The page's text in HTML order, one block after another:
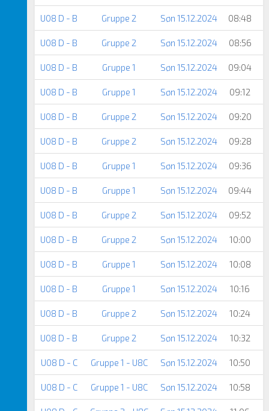
U08 D - B Gruppe 2 Søn 15.12.2024 08:48
U08 D - B Gruppe 2 Søn 15.12.2024 08:56
U08 D - B Gruppe 1 Søn 15.12.2024 09:04
U08 D - B Gruppe 1 Søn 15.12.2024 09:12
U08 D - B Gruppe 2 Søn 15.12.2024 09:20
U08 D - B Gruppe 2 Søn 15.12.2024 09:28
U08 D - B Gruppe 1 Søn 15.12.2024 09:36
U08 D - B Gruppe 1 Søn 15.12.2024 09:44
U08 D - B Gruppe 2 Søn 15.12.2024 09:52
U08 D - B Gruppe 2 Søn 15.12.2024 10:00
U08 D - B Gruppe 1 Søn 15.12.2024 10:08
U08 D - B Gruppe 1 Søn 15.12.2024 10:16
U08 D - B Gruppe 2 Søn 15.12.2024 10:24
U08 D - B Gruppe 2 Søn 15.12.2024 10:32
U08 D - C Gruppe 1 - U8C Søn 15.12.2024 10:50
U08 D - C Gruppe 1 - U8C Søn 15.12.2024 10:58